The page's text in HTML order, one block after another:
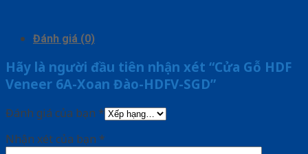
Đánh giá (0)
Hãy là người đầu tiên nhận xét “Cửa Gỗ HDF
Veneer 6A-Xoan Đào-HDFV-SGD”
Đánh giá của bạn *
Nhận xét của bạn *